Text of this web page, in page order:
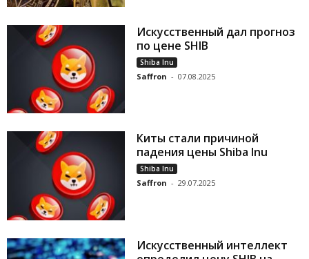
Искусственный дал прогноз
по цене SHIB
Shiba Inu
Saffron - 07.08.2025
Киты стали причиной
падения цены Shiba Inu
Shiba Inu
Saffron - 29.07.2025
Искусственный интеллект